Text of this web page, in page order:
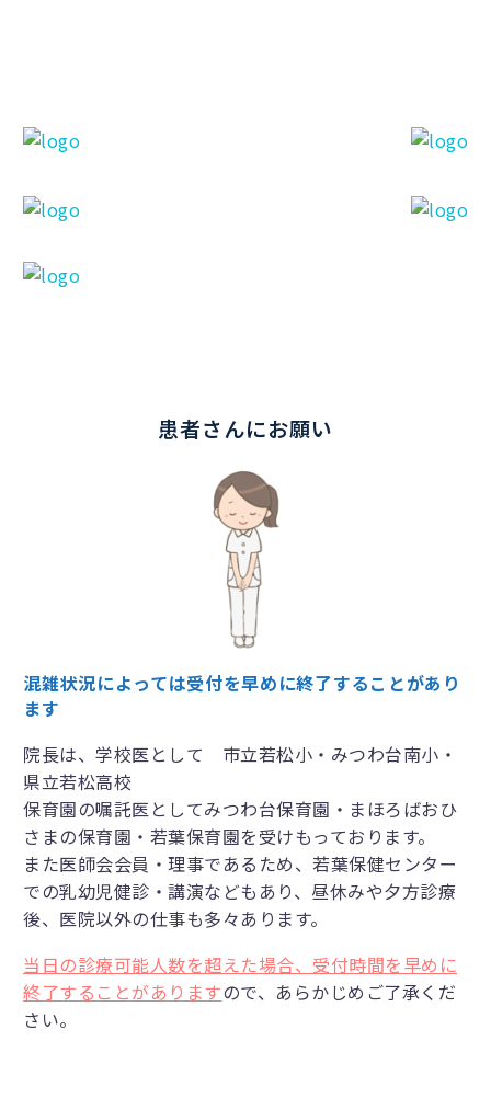
患者さんにお願い
混雑状況によっては受付を早めに終了することがあり
ます
院長は、学校医として 市立若松小・みつわ台南小・
県立若松高校
保育園の嘱託医としてみつわ台保育園・まほろばおひ
さまの保育園・若葉保育園を受けもっております。
また医師会会員・理事であるため、若葉保健センター
での乳幼児健診・講演などもあり、昼休みや夕方診療
後、医院以外の仕事も多々あります。
当日の診療可能人数を超えた場合、受付時間を早めに
終了することがありますので、あらかじめご了承くだ
さい。